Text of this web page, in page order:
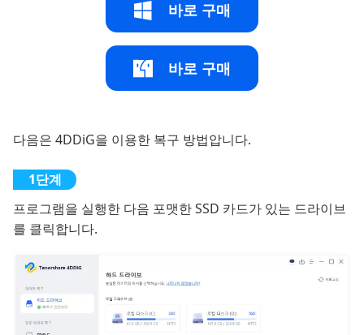
바로 구매
바로 구매
다음은 4DDiG을 이용한 복구 방법압니다.
프로그램을 실행한 다음 포맷한 SSD 카드가 있는 드라이브
를 클릭합니다.